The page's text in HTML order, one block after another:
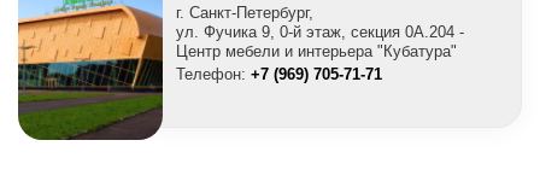
г. Санкт-Петербург,
ул. Фучика 9, 0-й этаж, секция 0A.204 -
Центр мебели и интерьера "Кубатура"
Телефон: +7 (969) 705-71-71